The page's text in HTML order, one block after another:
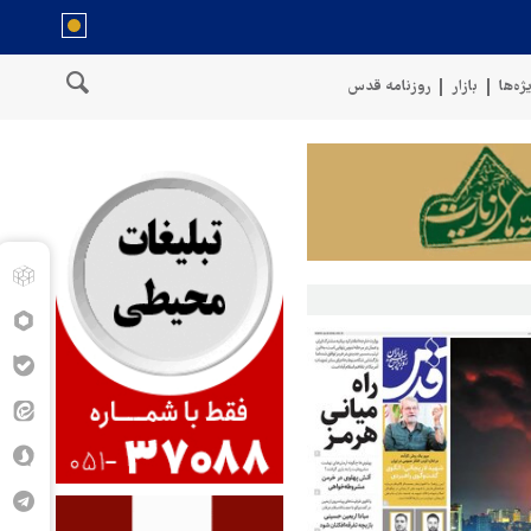
بازار روزنامه قدس
نیروهای مسلح یمن: کشتی نفتی عربستان را با موشک بالستیک هدف